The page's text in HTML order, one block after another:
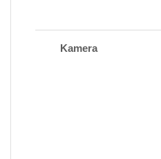
Kamera